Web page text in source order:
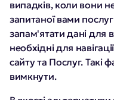
випадків, коли вони
запитаної вами
запам'ятати дані для
необхідні для
сайту та Послуг.
вимкнути.